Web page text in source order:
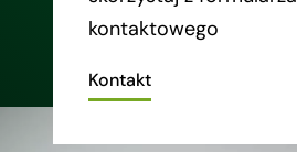
kontaktowego
Kontakt